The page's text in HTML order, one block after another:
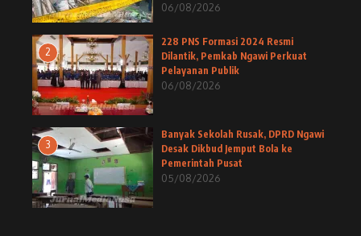
06/08/2026
2
228 PNS Formasi 2024 Resmi
Dilantik, Pemkab Ngawi Perkuat
Pelayanan Publik
06/08/2026
3
Banyak Sekolah Rusak, DPRD Ngawi
Desak Dikbud Jemput Bola ke
Pemerintah Pusat
05/08/2026